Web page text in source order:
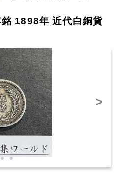
1898年 近代白銅貨
>